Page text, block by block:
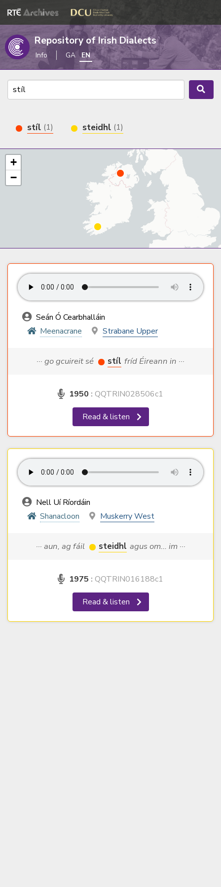
Repository of Irish Dialects
Info GA EN
stíl (1) steidhl (1)
+
−
Seán Ó Cearbhalláin
Meenacrane
Strabane Upper
··· go gcuireit sé stíl fríd Éireann in ···
1950 : QQTRIN028506c1
Read & listen
Nell Uí Ríordáin
Shanacloon
Muskerry West
··· aun, ag fáil steidhl agus om... im ···
1975 : QQTRIN016188c1
Read & listen